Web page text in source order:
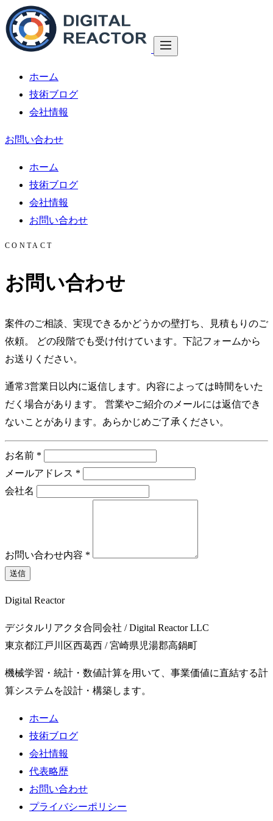
ホーム
技術ブログ
会社情報
お問い合わせ
ホーム
技術ブログ
会社情報
お問い合わせ
CONTACT
お問い合わせ
案件のご相談、実現できるかどうかの壁打ち、見積もりのご
依頼。 どの段階でも受け付けています。下記フォームから
お送りください。
通常3営業日以内に返信します。内容によっては時間をいた
だく場合があります。 営業やご紹介のメールには返信でき
ないことがあります。あらかじめご了承ください。
お名前 *
メールアドレス *
会社名
お問い合わせ内容 *
送信
Digital Reactor
デジタルリアクタ合同会社 / Digital Reactor LLC
東京都江戸川区西葛西 / 宮崎県児湯郡高鍋町
機械学習・統計・数値計算を用いて、事業価値に直結する計
算システムを設計・構築します。
ホーム
技術ブログ
会社情報
代表略歴
お問い合わせ
プライバシーポリシー